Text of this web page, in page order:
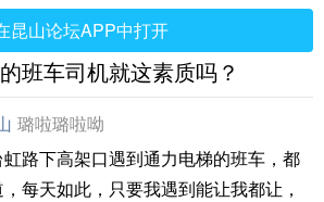
昆山论坛APP中打开
班车司机就这素质吗？
璐啦璐啦呦
路下高架口遇到通力电梯的班车，都
每天如此，只要我遇到能让我都让，